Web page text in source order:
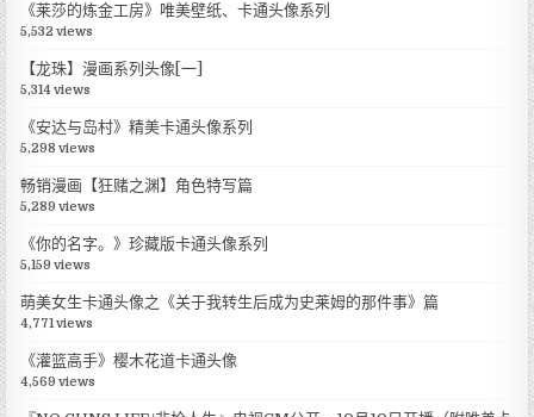
《莱莎的炼金工房》唯美壁纸、卡通头像系列
5,532 views
【龙珠】漫画系列头像[一]
5,314 views
《安达与岛村》精美卡通头像系列
5,298 views
畅销漫画【狂赌之渊】角色特写篇
5,289 views
《你的名字。》珍藏版卡通头像系列
5,159 views
萌美女生卡通头像之《关于我转生后成为史莱姆的那件事》篇
4,771 views
《灌篮高手》樱木花道卡通头像
4,569 views